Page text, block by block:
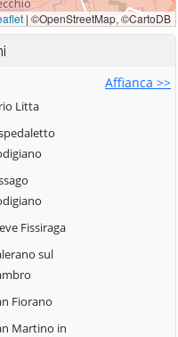
Affianca >>
Litta
Fissiraga
sul
Fiorano
Martino in